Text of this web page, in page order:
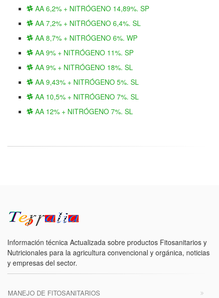
AA 6,2% + NITRÓGENO 14,89%. SP
AA 7,2% + NITRÓGENO 6,4%. SL
AA 8,7% + NITRÓGENO 6%. WP
AA 9% + NITRÓGENO 11%. SP
AA 9% + NITRÓGENO 18%. SL
AA 9,43% + NITRÓGENO 5%. SL
AA 10,5% + NITRÓGENO 7%. SL
AA 12% + NITRÓGENO 7%. SL
Información técnica Actualizada sobre productos Fitosanitarios y
Nutricionales para la agricultura convencional y orgánica, noticias
y empresas del sector.
MANEJO DE FITOSANITARIOS